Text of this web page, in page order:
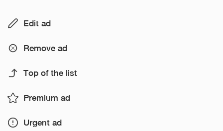
Edit ad
Remove ad
Top of the list
Premium ad
Urgent ad